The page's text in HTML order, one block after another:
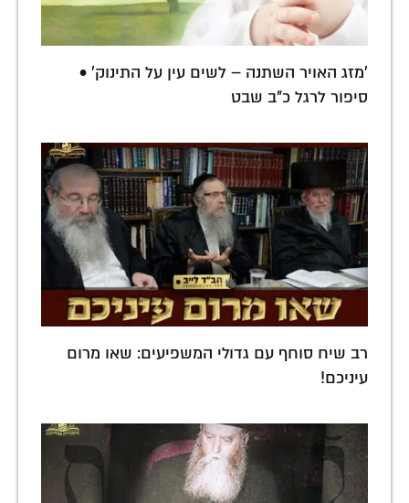
'מזג האויר השתנה – לשים עין על התינוק' •
סיפור לרגל כ"ב שבט
רב שיח סוחף עם גדולי המשפיעים: שאו מרום
עיניכם!